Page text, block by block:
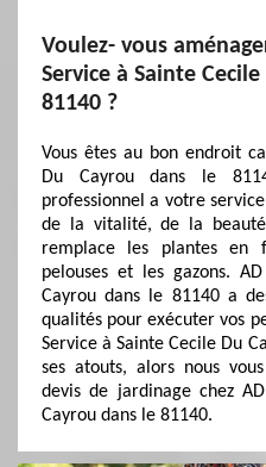
Voulez- vous
Service à Sainte
81140 ?
Vous êtes au bon endroit
Du Cayrou dans le
professionnel a votre
de la vitalité, de la
remplace les plantes en
pelouses et les gazons.
Cayrou dans le 81140 a
qualités pour exécuter vos
Service à Sainte Cecile Du
ses atouts, alors nous
devis de jardinage chez
Cayrou dans le 81140.